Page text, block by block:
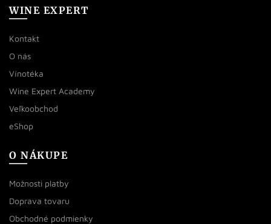
WINE EXPERT
Kontakt
O nás
Vínotéka
Wine Expert Academy
Veľkoobchod
eShop
O NÁKUPE
Možnosti platby
Doprava tovaru
Obchodné podmienky